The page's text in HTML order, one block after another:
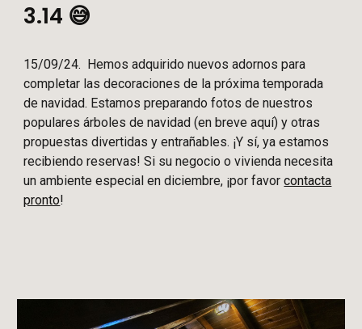
3.14 😅
15/09/24. Hemos adquirido nuevos adornos para
completar las decoraciones de la próxima temporada
de navidad. Estamos preparandofotos de nuestros
populares árboles de navidad (en breve aquí) y otras
propuestas divertidas y entrañables. ¡Y sí, ya estamos
recibiendo reservas! Si su negocio o vivienda necesita
un ambiente especial en diciembre, ¡por favorcontacta
pronto!